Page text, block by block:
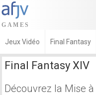
Jeux Vidéo Final Fantasy
Final Fantasy XIV
Découvrez la Mise